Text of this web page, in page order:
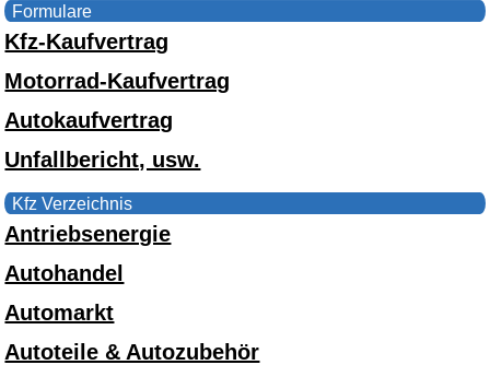
Formulare
Kfz-Kaufvertrag
Motorrad-Kaufvertrag
Autokaufvertrag
Unfallbericht, usw.
Kfz Verzeichnis
Antriebsenergie
Autohandel
Automarkt
Autoteile & Autozubehör